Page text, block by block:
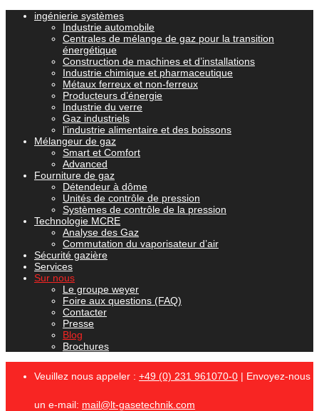
ingénierie systèmes
Industrie automobile
Centrales de mélange de gaz pour la transition
énergétique
Construction de machines et d’installations
Industrie chimique et pharmaceutique
Métaux ferreux et non-ferreux
Producteurs d’énergie
Industrie du verre
Gaz industriels
l’industrie alimentaire et des boissons
Mélangeur de gaz
Smart et Comfort
Advanced
Fourniture de gaz
Détendeur à dôme
Unités de contrôle de pression
Systèmes de contrôle de la pression
Technologie MCRE
Analyse des Gaz
Commutation du vaporisateur d’air
Sécurité gazière
Services
Sur nous
Le groupe weyer
Foire aux questions (FAQ)
Contacter
Presse
Blog
Brochures
Veuillez nous appeler : +49 (0) 231 961070-0 | Envoyez-nous
un e-mail: mail@lt-gasetechnik.com